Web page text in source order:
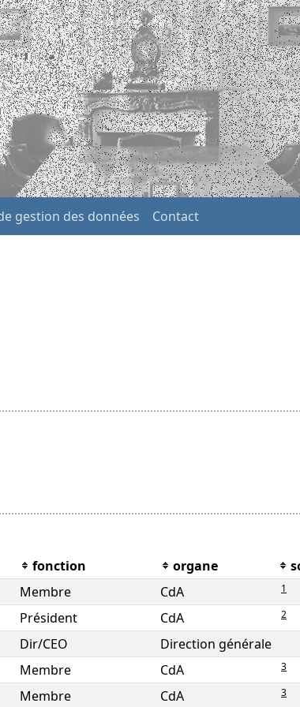
gestion des données Contact
fonction organe
Membre CdA 1
Président CdA 2
Dir/CEO
Direction générale
Membre CdA 3
Membre CdA 3